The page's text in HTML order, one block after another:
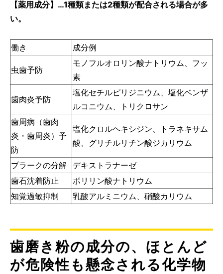
【薬用成分】…1種類または2種類が配合される場合が多
い。
働き 成分例
虫歯予防
モノフルオロリン酸ナトリウム、フッ
素
歯肉炎予防
塩化セチルピリジニウム、塩化ベンザ
ルコニウム、トリクロサン
歯周病（歯肉
炎・歯周炎）予
防
塩化クロルヘキシジン、トラネキサム
酸、グリチルリチン酸ジカリウム
プラークの分解
デキストラナーゼ
歯石沈着防止
ポリリン酸ナトリウム
知覚過敏抑制
乳酸アルミニウム、硝酸カリウム
歯磨き粉の成分の、ほとんど
が危険性も懸念される化学物